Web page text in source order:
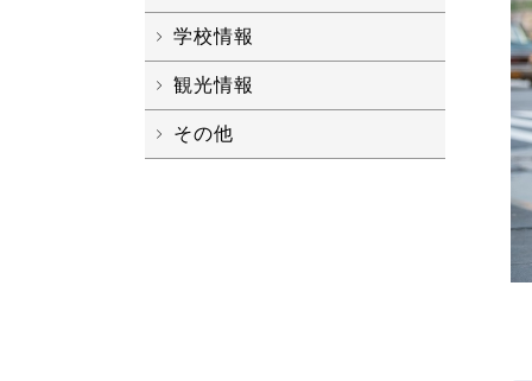
学校情報
観光情報
その他